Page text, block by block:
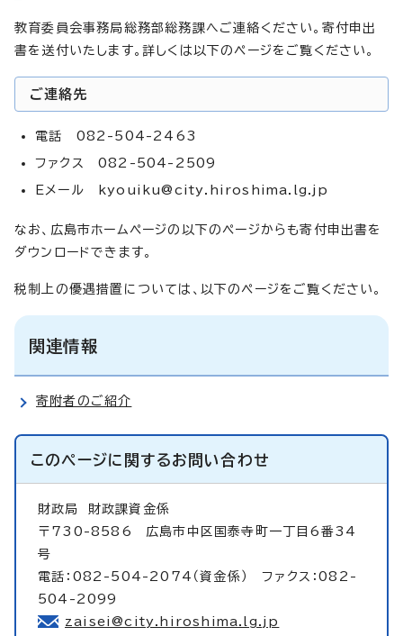
教育委員会事務局総務部総務課へご連絡ください。寄付申出
書を送付いたします。詳しくは以下のページをご覧ください。
ご連絡先
電話 082-504-2463
ファクス 082-504-2509
Eメール kyouiku@city.hiroshima.lg.jp
なお、広島市ホームページの以下のページからも寄付申出書を
ダウンロードできます。
税制上の優遇措置については、以下のページをご覧ください。
関連情報
寄附者のご紹介
このページに関するお問い合わせ
財政局
財政課資金係
〒730-8586 広島市中区国泰寺町一丁目6番34
号
電話：082-504-2074（資金係） ファクス：082-
504-2099
zaisei@city.hiroshima.lg.jp